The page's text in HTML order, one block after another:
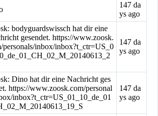
147 da
ys ago
bodyguardswissch hat dir eine
gesendet. https://www.zoosk.
personals/inbox/inbox?t_ctr=US_0
147 da
ys ago
Dino hat dir eine Nachricht ges
https://www.zoosk.com/personal
inbox?t_ctr=US_01_10_de_01
147 da
ys ago